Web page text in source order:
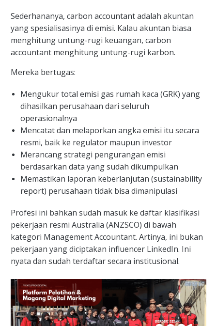
4. Apakah profesi ini cocok untuk perempuan?
Apa Itu Carbon Accountant?
Kenapa Profesi Ini Tiba-Tiba Dibutuhkan?
Berapa Gajinya?
Jadi Ini Profesi yang Cocok untuk Siapa?
FAQ
1. Apa bedanya carbon accountant dengan akuntan
biasa?
2. Apakah profesi carbon accountant sudah ada di
Indonesia?
3. Berapa lama waktu belajar untuk jadi carbon
accountant?
Sederhananya, carbon accountant adalah akuntan
yang spesialisasinya di emisi. Kalau akuntan biasa
menghitung untung-rugi keuangan, carbon
accountant menghitung untung-rugi karbon.
Mereka bertugas:
Mengukur total emisi gas rumah kaca (GRK) yang
dihasilkan perusahaan dari seluruh
operasionalnya
Mencatat dan melaporkan angka emisi itu secara
resmi, baik ke regulator maupun investor
Merancang strategi pengurangan emisi
berdasarkan data yang sudah dikumpulkan
Memastikan laporan keberlanjutan (sustainability
report) perusahaan tidak bisa dimanipulasi
Profesi ini bahkan sudah masuk ke daftar klasifikasi
pekerjaan resmi Australia (ANZSCO) di bawah
kategori Management Accountant. Artinya, ini bukan
pekerjaan yang diciptakan influencer LinkedIn. Ini
nyata dan sudah terdaftar secara institusional.